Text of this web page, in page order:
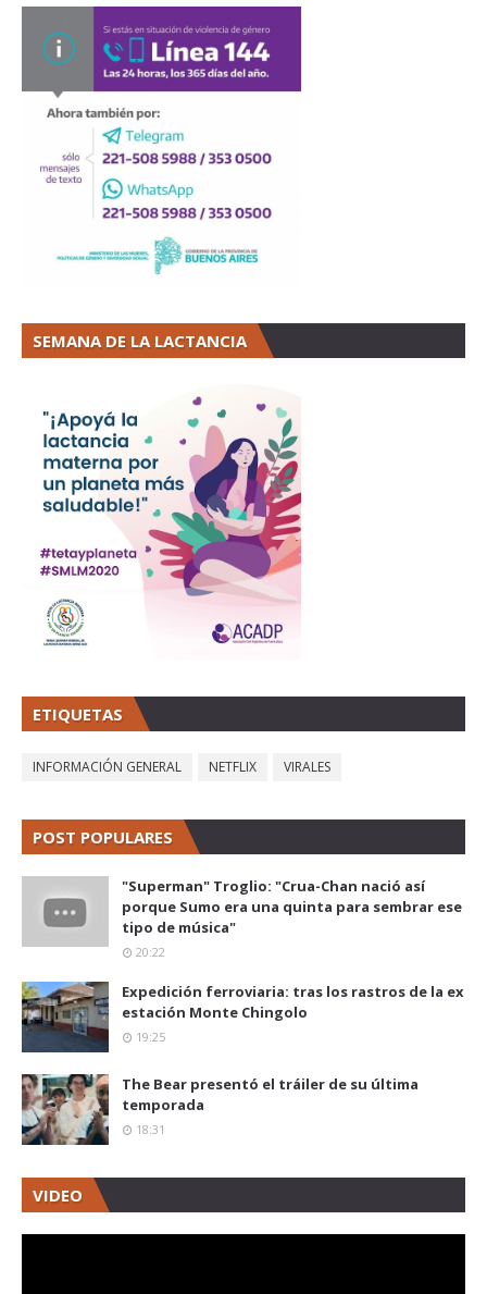
SEMANA DE LA LACTANCIA
ETIQUETAS
INFORMACIÓN GENERAL NETFLIX VIRALES
POST POPULARES
"Superman" Troglio: "Crua-Chan nació así
porque Sumo era una quinta para sembrar ese
tipo de música"
20:22
Expedición ferroviaria: tras los rastros de la ex
estación Monte Chingolo
19:25
The Bear presentó el tráiler de su última
temporada
18:31
VIDEO